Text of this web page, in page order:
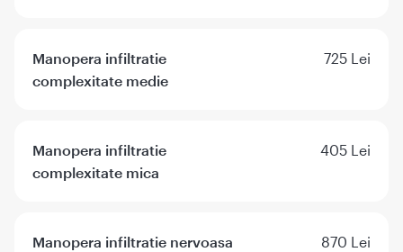
Manopera infiltratie
complexitate medie
725 Lei
Manopera infiltratie
complexitate mica
405 Lei
Manopera infiltratie nervoasa
870 Lei